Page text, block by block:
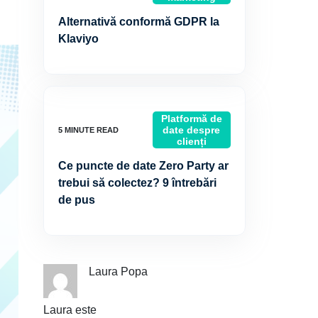
Alternativă conformă GDPR la
Klaviyo
Platformă de
date despre
clienți
Ce puncte de date Zero Party ar
trebui să colectez? 9 întrebări
de pus
Laura Popa
Laura este